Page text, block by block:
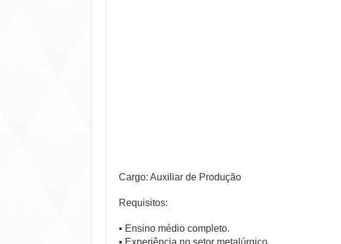
Cargo: Auxiliar de Produção
Requisitos:
▪ Ensino médio completo.